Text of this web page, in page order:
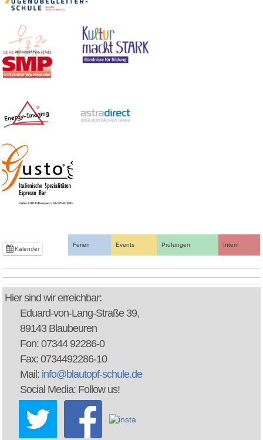
Kalender
Ferien Events Prüfungen Intern
Hier sind wir erreichbar:
Eduard-von-Lang-Straße 39,
89143 Blaubeuren
Fon: 07344 92286-0
Fax: 0734492286-10
Mail: info@blautopf-schule.de
Social Media: Follow us!